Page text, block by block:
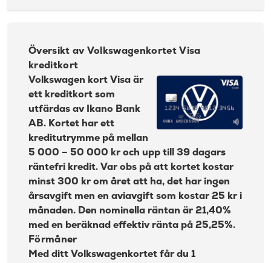
pappersfaktura:
Valutapåslag:
Påminnelseavgift:
60 kr
Övertrasseringsav
gift:
105 kr
Läs mer om More Golf Mastercard
→
Så här får du bonus med Volkswagenkortet
Drivmedelsrabatt hos Preem
Räntefri och avgiftsfri delbetalning hos
Volkswagen
Volkswagenkortet kan inte kopplas till Google Pay,
Samsung Pay och Apple Pay
Blippa med kortet
Kompletterande reseförsäkring med Volkswagen
kort
Beräkna dina kostnader med Volkswagen
kreditkort
Fördelar med Volkswagen kort
Översikt av Volkswagenkortet Visa
kreditkort
Volkswagen kort Visa är
ett kreditkort som
utfärdas av Ikano Bank
AB. Kortet har ett
kreditutrymme på mellan
5 000 – 50 000 kr och upp till 39 dagars
räntefri kredit. Var obs på att kortet kostar
minst 300 kr om året att ha, det har ingen
årsavgift men en aviavgift som kostar 25 kr i
månaden. Den nominella räntan är 21,40%
med en beräknad effektiv ränta på 25,25%.
Förmåner
Med ditt Volkswagenkortet får du 1